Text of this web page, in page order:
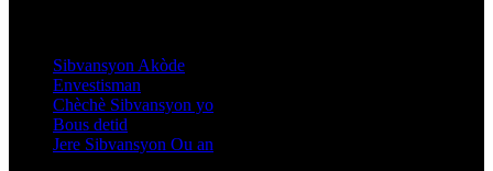
Sibvansyon Akòde
Envestisman
Chèchè Sibvansyon yo
Bous detid
Jere Sibvansyon Ou an